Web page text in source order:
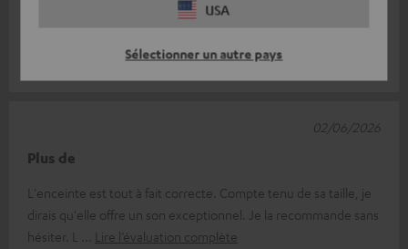
USA
Sélectionner un autre pays
tellement appréciée que j'en ai récemment acheté une
(Traduit automatiquement *)
Plus de
L'enceinte est tout à fait correcte. Compte tenu de sa taille, je
dirais qu'elle offre un son exceptionnel. Je la recommande sans
hésiter. L
Lire l’évaluation complète
02/06/2026